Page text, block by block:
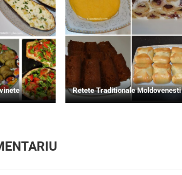
Retete Traditionale Moldovenesti